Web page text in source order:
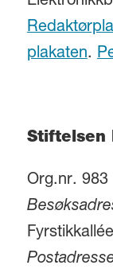
plakaten.
Stiftelsen
Org.nr. 983